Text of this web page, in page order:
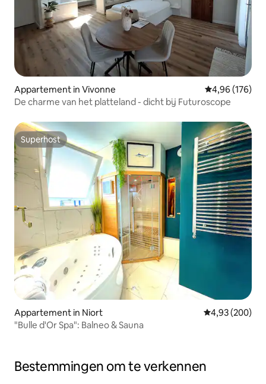
Appartement in Vivonne Gemiddelde
4,96 (176)
De charme van het platteland - dicht bij Futuroscope
Superhost
Superhost
Appartement in Niort Gemiddelde
4,93 (200)
"Bulle d'Or Spa": Balneo & Sauna
Bestemmingen om te verkennen